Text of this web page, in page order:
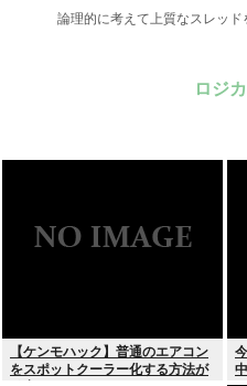
論理的に考えて上質なスレッ
ロジ
【ケンモハック】普通のエアコン
をスポットクーラー化する方法が